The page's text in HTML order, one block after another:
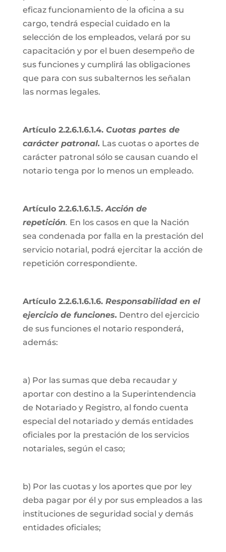
eficaz funcionamiento de la oficina a su
cargo, tendrá especial cuidado en la
selección de los empleados, velará por su
capacitación y por el buen desempeño de
sus funciones y cumplirá las obligaciones
que para con sus subalternos les señalan
las normas legales.
Artículo 2.2.6.1.6.1.4. Cuotas partes de
carácter patronal. Las cuotas o aportes de
carácter patronal sólo se causan cuando el
notario tenga por lo menos un empleado.
Artículo 2.2.6.1.6.1.5.Acción de
repetición. En los casos en que la Nación
sea condenada por falla en la prestación del
servicio notarial, podrá ejercitar la acción de
repetición correspondiente.
Artículo 2.2.6.1.6.1.6. Responsabilidad en el
ejercicio de funciones. Dentro del ejercicio
de sus funciones el notario responderá,
además:
a) Por las sumas que deba recaudar y
aportar con destino a la Superintendencia
de Notariado y Registro, al fondo cuenta
especial del notariado y demás entidades
oficiales por la prestación de los servicios
notariales, según el caso;
b) Por las cuotas y los aportes que por ley
deba pagar por él y por sus empleados a las
instituciones de seguridad social y demás
entidades oficiales;